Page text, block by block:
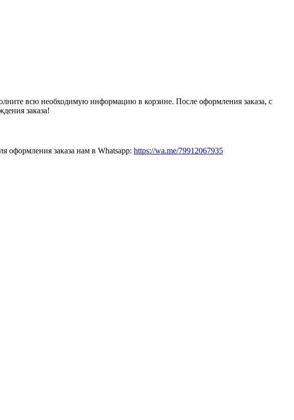
всю необходимую информацию в корзине. После оформления заказа, с
заказа!
оформления заказа нам в Whatsapp: https://wa.me/79912067935